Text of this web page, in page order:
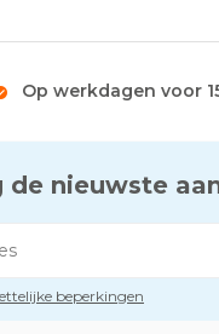
Op werkdagen voor
de nieuwste
beperkingen